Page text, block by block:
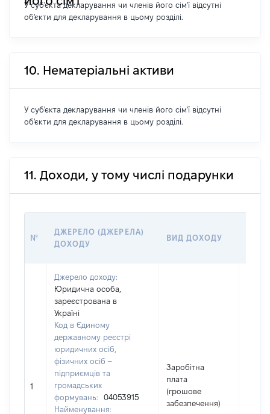
У суб'єкта декларування чи членів його сім'ї відсутні
об'єкти для декларування в цьому розділі.
10. Нематеріальні активи
У суб'єкта декларування чи членів його сім'ї відсутні
об'єкти для декларування в цьому розділі.
11. Доходи, у тому числі подарунки
№
ДЖЕРЕЛО (ДЖЕРЕЛА)
ДОХОДУ
ВИД ДОХОДУ
1
Джерело доходу:
Юридична особа,
зареєстрована в
Україні
Код в Єдиному
державному реєстрі
юридичних осіб,
фізичних осіб –
підприємців та
громадських
формувань:
04053915
Найменування:
Заробітна
плата
(грошове
забезпечення)